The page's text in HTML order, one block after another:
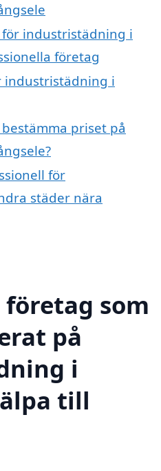
industristädning i
företag
industristädning i
priset på
för
städer nära
som
på
i
till